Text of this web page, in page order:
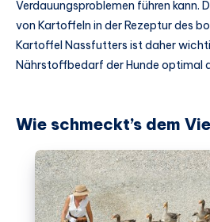
Verdauungsproblemen führen kann.
von Kartoffeln in der Rezeptur des
Kartoffel Nassfutters ist daher
Nährstoffbedarf der Hunde optimal
Wie schmeckt’s dem